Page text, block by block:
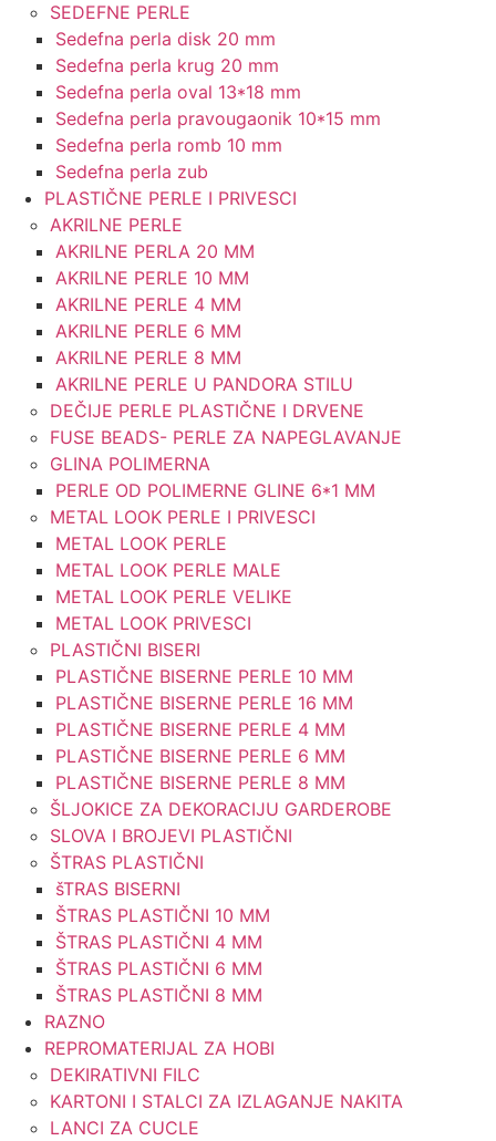
SEDEFNE PERLE
Sedefna perla disk 20 mm
Sedefna perla krug 20 mm
Sedefna perla oval 13*18 mm
Sedefna perla pravougaonik 10*15 mm
Sedefna perla romb 10 mm
Sedefna perla zub
PLASTIČNE PERLE I PRIVESCI
AKRILNE PERLE
AKRILNE PERLA 20 MM
AKRILNE PERLE 10 MM
AKRILNE PERLE 4 MM
AKRILNE PERLE 6 MM
AKRILNE PERLE 8 MM
AKRILNE PERLE U PANDORA STILU
DEČIJE PERLE PLASTIČNE I DRVENE
FUSE BEADS- PERLE ZA NAPEGLAVANJE
GLINA POLIMERNA
PERLE OD POLIMERNE GLINE 6*1 MM
METAL LOOK PERLE I PRIVESCI
METAL LOOK PERLE
METAL LOOK PERLE MALE
METAL LOOK PERLE VELIKE
METAL LOOK PRIVESCI
PLASTIČNI BISERI
PLASTIČNE BISERNE PERLE 10 MM
PLASTIČNE BISERNE PERLE 16 MM
PLASTIČNE BISERNE PERLE 4 MM
PLASTIČNE BISERNE PERLE 6 MM
PLASTIČNE BISERNE PERLE 8 MM
ŠLJOKICE ZA DEKORACIJU GARDEROBE
SLOVA I BROJEVI PLASTIČNI
ŠTRAS PLASTIČNI
šTRAS BISERNI
ŠTRAS PLASTIČNI 10 MM
ŠTRAS PLASTIČNI 4 MM
ŠTRAS PLASTIČNI 6 MM
ŠTRAS PLASTIČNI 8 MM
RAZNO
REPROMATERIJAL ZA HOBI
DEKIRATIVNI FILC
KARTONI I STALCI ZA IZLAGANJE NAKITA
LANCI ZA CUCLE